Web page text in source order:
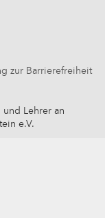
zur Barrierefreiheit
Lehrer an
e.V.